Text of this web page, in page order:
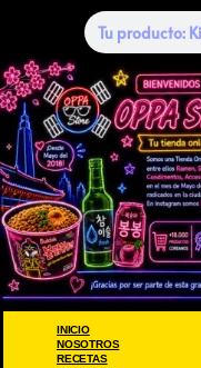
INICIO
NOSOTROS
RECETAS